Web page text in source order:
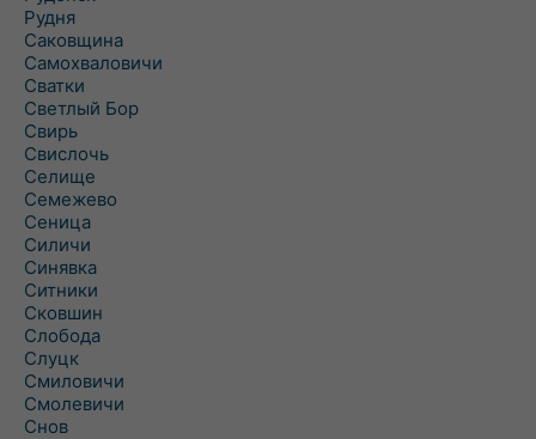
Рудня
Саковщина
Самохваловичи
Сватки
Светлый Бор
Свирь
Свислочь
Селище
Семежево
Сеница
Силичи
Синявка
Ситники
Сковшин
Слобода
Слуцк
Смиловичи
Смолевичи
Снов